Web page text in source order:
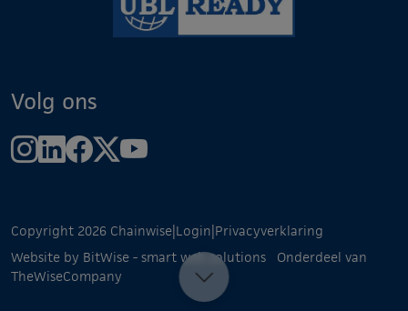
Volg ons
Copyright 2026 Chainwise|Login|Privacyverklaring
Website by BitWise - smart web solutions
Onderdeel van
TheWiseCompany